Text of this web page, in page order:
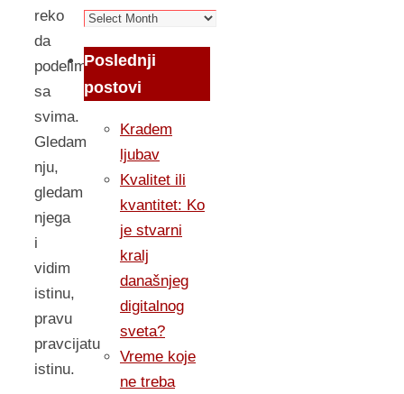
reko
da
podelim
sa
svima.
Gledam
nju,
gledam
njega
i
vidim
istinu,
pravu
pravcijatu
istinu.
Arhiva
Poslednji
postovi
Kradem
ljubav
Kvalitet ili
kvantitet: Ko
je stvarni
kralj
današnjeg
digitalnog
sveta?
Vreme koje
ne treba